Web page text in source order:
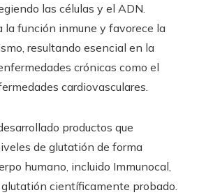
las células y el ADN.
la función inmune y favorece la
resultando esencial en la
crónicas como el
cardiovasculares.
productos que
de glutatión de forma
humano, incluido Immunocal,
científicamente probado.